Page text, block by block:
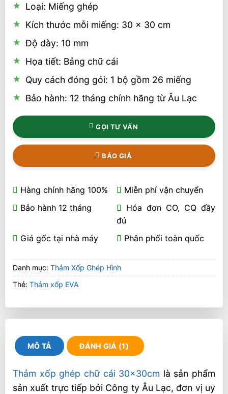
Loại: Miếng ghép
Kích thước mỗi miếng: 30 x 30 cm
Độ dày: 10 mm
Họa tiết: Bảng chữ cái
Quy cách đóng gói: 1 bộ gồm 26 miếng
Bảo hành: 12 tháng chính hãng từ Âu Lạc
GỌI TƯ VẤN
BÁO GIÁ
Hàng chính hãng 100%
Miễn phí vận chuyển
Bảo hành 12 tháng
Hóa đơn CO, CQ đầy
đủ
Giá gốc tại nhà máy
Phân phối toàn quốc
Danh mục: Thảm Xốp Ghép Hình
Thẻ: Thảm xốp EVA
MÔ TẢ ĐÁNH GIÁ (1)
Thảm xốp ghép chữ cái 30x30cm là sản phẩm
sản xuất trực tiếp bởi Công ty Âu Lạc, đơn vị uy